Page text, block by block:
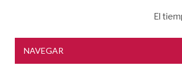
El
NAVEGAR